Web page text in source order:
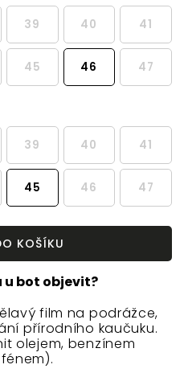
39 40 41
45 46 47
39 40 41
45 46 47
KOŠÍKU
u bot objevit?
film na podrážce,
přírodního kaučuku.
olejem, benzínem